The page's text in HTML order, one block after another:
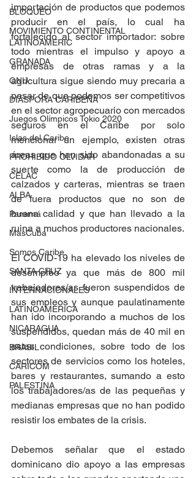
BLOQUEO
MOVIMIENTO CONTINENTAL
LATINOAMERIC
GRANADA
ONU
DIÁSPORA CARIBEÑA
Juegos Olímpicos Tokio 2020
Islas del Caribe
PROHIBIDO OLVIDAR
CELAC
ALBA
Panamá
MasCuba
Somos Caribe
SANTA CRUZ
INTERNACIONALES
LATINOAMERICA
NICARAGUA
BRASIL
CARICOM
PALESTINA
importación de productos que podemos
producir en el país, lo cual ha
fortalecido al sector importador: sobre
todo mientras el impulso y apoyo a
empresas de otras ramas y a la
agricultura sigue siendo muy precaria a
pesar de que podemos ser competitivos
en el sector agropecuario con mercados
seguros en el Caribe por solo
mencionar un ejemplo, existen otras
áreas que han sido abandonadas a su
suerte como la de producción de
calzados y carteras, mientras se traen
de fuera productos que no son de
buena calidad y que han llevado a la
ruina a muchos productores nacionales.
El COVID-19 ha elevado los niveles de
desempleo ya que más de 800 mil
trabajadores/as fueron suspendidos de
sus empleos y aunque paulatinamente
han ido incorporando a muchos de los
suspendidos, quedan más de 40 mil en
estas condiciones, sobre todo de los
sectores de servicios como los hoteles,
bares y restaurantes, sumando a esto
los trabajadores/as de las pequeñas y
medianas empresas que no han podido
resistir los embates de la crisis.
Debemos señalar que el estado
dominicano dio apoyo a las empresas